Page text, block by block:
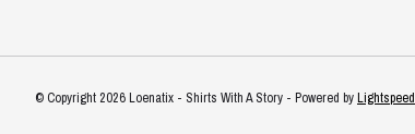
© Copyright 2026 Loenatix - Shirts With A Story - Powered byLightspeed